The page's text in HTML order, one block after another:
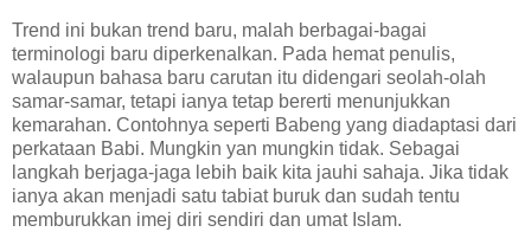
Trend ini bukan trend baru, malah berbagai-bagai
terminologi baru diperkenalkan. Pada hemat penulis,
walaupun bahasa baru carutan itu didengari seolah-olah
samar-samar, tetapi ianya tetap bererti menunjukkan
kemarahan. Contohnya seperti Babeng yang diadaptasi dari
perkataan Babi. Mungkin yan mungkin tidak. Sebagai
langkah berjaga-jaga lebih baik kita jauhi sahaja. Jika tidak
ianya akan menjadi satu tabiat buruk dan sudah tentu
memburukkan imej diri sendiri dan umat Islam.